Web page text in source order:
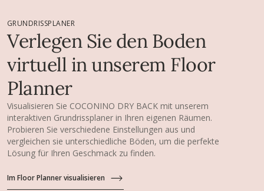
GRUNDRISSPLANER
Verlegen Sie den Boden
virtuell in unserem Floor
Planner
Visualisieren Sie COCONINO DRY BACK mit unserem
interaktiven Grundrissplaner in Ihren eigenen Räumen.
Probieren Sie verschiedene Einstellungen aus und
vergleichen sie unterschiedliche Böden, um die perfekte
Lösung für Ihren Geschmack zu finden.
Im Floor Planner visualisieren